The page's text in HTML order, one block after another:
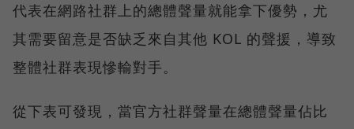
代表在網路社群上的總體聲量就能拿下優勢，尤
其需要留意是否缺乏來自其他 KOL 的聲援，導致
整體社群表現慘輸對手。
從下表可發現，當官方社群聲量在總體聲量佔比